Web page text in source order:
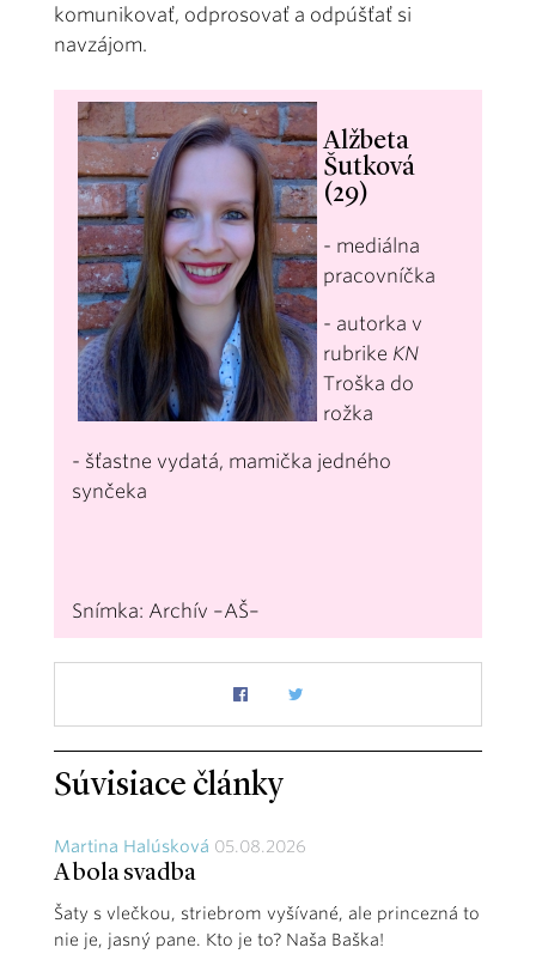
komunikovať, odprosovať a odpúšťať si
navzájom.
Alžbeta
Šutková
(29)
- mediálna
pracovníčka
- autorka v
rubrike KN
Troška do
rožka
- šťastne vydatá, mamička jedného
synčeka
Snímka: Archív –AŠ–
Súvisiace články
Martina Halúsková 05.08.2026
A bola svadba
Šaty s vlečkou, striebrom vyšívané, ale princezná to
nie je, jasný pane. Kto je to? Naša Baška!